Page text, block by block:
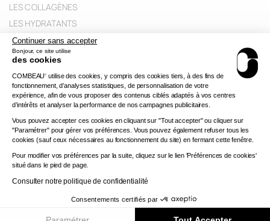
Continuer sans accepter
Bonjour, ce site utilise
des cookies
COMBEAU©
utilise des cookies, y compris des cookies tiers, à des fins de
fonctionnement, d’analyses statistiques, de personnalisation de votre
expérience, afin de vous proposer des contenus ciblés adaptés à vos centres
d’intérêts et analyser la performance de nos campagnes publicitaires.
Vous pouvez accepter ces cookies en cliquant sur "Tout accepter" ou cliquer sur
"Paramétrer" pour gérer vos préférences. Vous pouvez également refuser tous les
cookies (sauf ceux nécessaires au fonctionnement du site) en fermant cette fenêtre.
Pour modifier vos préférences par la suite, cliquez sur le lien 'Préférences de cookies'
situé dans le pied de page.
Consulter notre politique de confidentialité
Consentements certifiés par
LES COLLAGÈNES
LES HYDRATANTS
TOUS LES PRODUITS
HELP
hello@combeau.co
Refund policy
Orders and deliveries
Formulaire rétractation
Conditions générales de ventes et d'utilisation
Politique de confidentialité